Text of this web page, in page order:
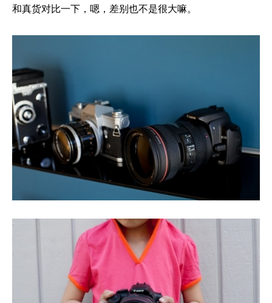
和真货对比一下，嗯，差别也不是很大嘛。